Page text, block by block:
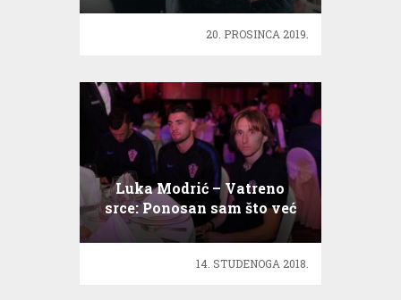
20. PROSINCA 2019.
Luka Modrić – Vatreno
srce: Ponosan sam što već
godinama pomažemo djeci
14. STUDENOGA 2018.